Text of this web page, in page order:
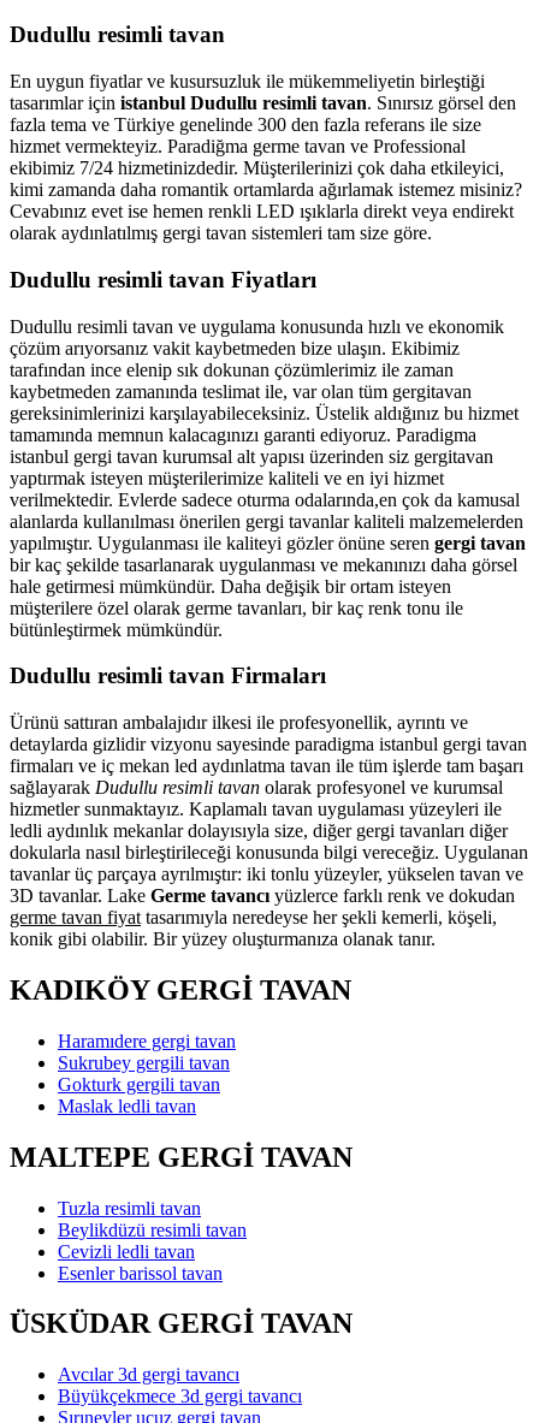
Dudullu resimli tavan
En uygun fiyatlar ve kusursuzluk ile mükemmeliyetin birleştiği
tasarımlar için istanbul Dudullu resimli tavan. Sınırsız görsel den
fazla tema ve Türkiye genelinde 300 den fazla referans ile size
hizmet vermekteyiz. Paradiğma germe tavan ve Professional
ekibimiz 7/24 hizmetinizdedir. Müşterilerinizi çok daha etkileyici,
kimi zamanda daha romantik ortamlarda ağırlamak istemez misiniz?
Cevabınız evet ise hemen renkli LED ışıklarla direkt veya endirekt
olarak aydınlatılmış gergi tavan sistemleri tam size göre.
Dudullu resimli tavan Fiyatları
Dudullu resimli tavan ve uygulama konusunda hızlı ve ekonomik
çözüm arıyorsanız vakit kaybetmeden bize ulaşın. Ekibimiz
tarafından ince elenip sık dokunan çözümlerimiz ile zaman
kaybetmeden zamanında teslimat ile, var olan tüm gergitavan
gereksinimlerinizi karşılayabileceksiniz. Üstelik aldığınız bu hizmet
tamamında memnun kalacagınızı garanti ediyoruz. Paradigma
istanbul gergi tavan kurumsal alt yapısı üzerinden siz gergitavan
yaptırmak isteyen müşterilerimize kaliteli ve en iyi hizmet
verilmektedir. Evlerde sadece oturma odalarında,en çok da kamusal
alanlarda kullanılması önerilen gergi tavanlar kaliteli malzemelerden
yapılmıştır. Uygulanması ile kaliteyi gözler önüne seren gergi tavan
bir kaç şekilde tasarlanarak uygulanması ve mekanınızı daha görsel
hale getirmesi mümkündür. Daha değişik bir ortam isteyen
müşterilere özel olarak germe tavanları, bir kaç renk tonu ile
bütünleştirmek mümkündür.
Dudullu resimli tavan Firmaları
Ürünü sattıran ambalajıdır ilkesi ile profesyonellik, ayrıntı ve
detaylarda gizlidir vizyonu sayesinde paradigma istanbul gergi tavan
firmaları ve iç mekan led aydınlatma tavan ile tüm işlerde tam başarı
sağlayarak Dudullu resimli tavan olarak profesyonel ve kurumsal
hizmetler sunmaktayız. Kaplamalı tavan uygulaması yüzeyleri ile
ledli aydınlık mekanlar dolayısıyla size, diğer gergi tavanları diğer
dokularla nasıl birleştirileceği konusunda bilgi vereceğiz. Uygulanan
tavanlar üç parçaya ayrılmıştır: iki tonlu yüzeyler, yükselen tavan ve
3D tavanlar. Lake Germe tavancı yüzlerce farklı renk ve dokudan
germe tavan fiyat tasarımıyla neredeyse her şekli kemerli, köşeli,
konik gibi olabilir. Bir yüzey oluşturmanıza olanak tanır.
KADIKÖY GERGİ TAVAN
Haramıdere gergi tavan
Sukrubey gergili tavan
Gokturk gergili tavan
Maslak ledli tavan
MALTEPE GERGİ TAVAN
Tuzla resimli tavan
Beylikdüzü resimli tavan
Cevizli ledli tavan
Esenler barissol tavan
ÜSKÜDAR GERGİ TAVAN
Avcılar 3d gergi tavancı
Büyükçekmece 3d gergi tavancı
Sırınevler ucuz gergi tavan